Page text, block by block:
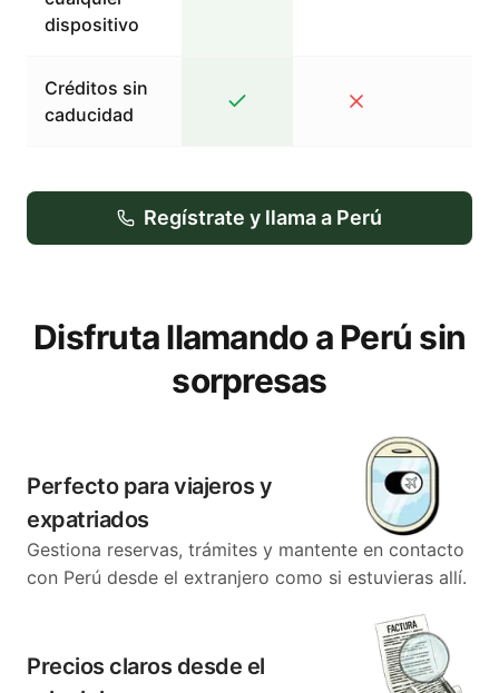
dispositivo
Créditos sin
caducidad
Regístrate y llama a Perú
Disfruta llamando a Perú sin
sorpresas
Perfecto para viajeros y
expatriados
Gestiona reservas, trámites y mantente en contacto
con Perú desde el extranjero como si estuvieras allí.
Precios claros desde el